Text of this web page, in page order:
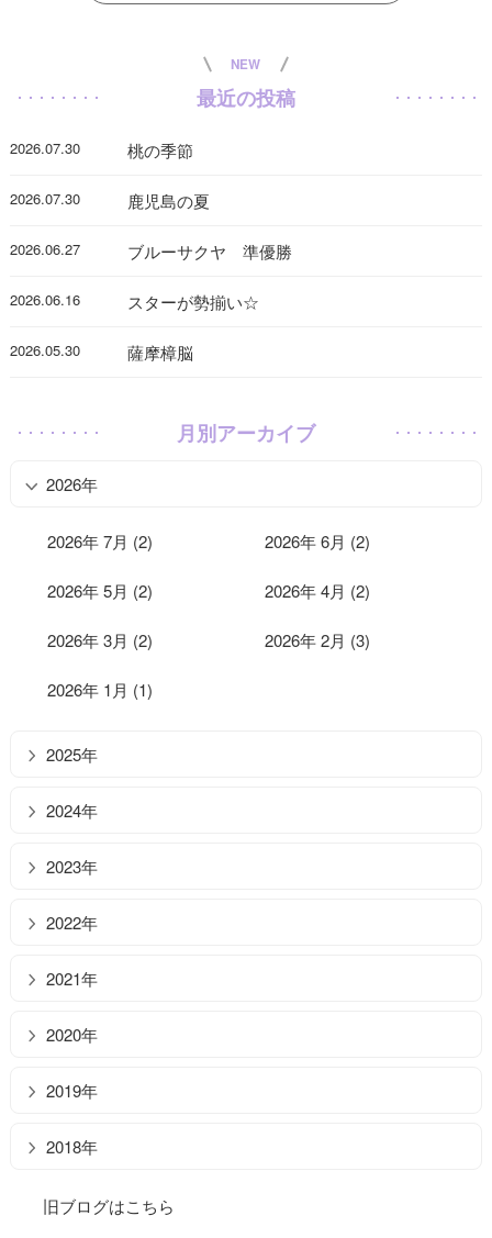
NEW
最近の投稿
2026.07.30 桃の季節
2026.07.30 鹿児島の夏
2026.06.27 ブルーサクヤ 準優勝
2026.06.16 スターが勢揃い☆
2026.05.30 薩摩樟脳
月別アーカイブ
2026年
2026年 7月 (2) 2026年 6月 (2)
2026年 5月 (2) 2026年 4月 (2)
2026年 3月 (2) 2026年 2月 (3)
2026年 1月 (1)
2025年
2024年
2023年
2022年
2021年
2020年
2019年
2018年
旧ブログはこちら